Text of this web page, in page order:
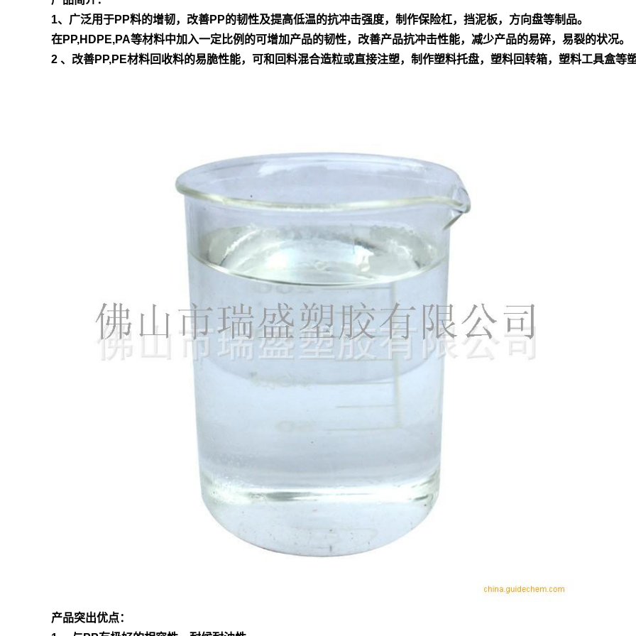
1、广泛用于PP料的增韧，改善PP的韧性及提高低温的抗冲击强度，制作保险杠，挡泥板，方向盘等制品。
在PP,HDPE,PA等材料中加入一定比例的可增加产品的韧性，改善产品抗冲击性能，减少产品的易碎，易裂的状况。
2 、改善PP,PE材料回收料的易脆性能，可和回料混合造粒或直接注塑，制作塑料托盘，塑料回转箱，塑料工具盒等塑
产品突出优点：